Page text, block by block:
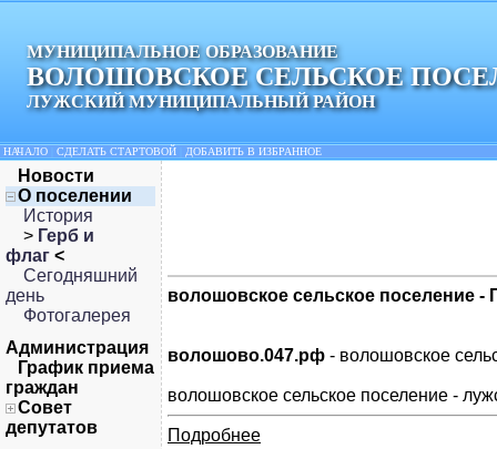
МУНИЦИПАЛЬНОЕ ОБРАЗОВАНИЕ
ВОЛОШОВСКОЕ СЕЛЬСКОЕ
ЛУЖСКИЙ МУНИЦИПАЛЬНЫЙ РАЙОН
НАЧАЛО СДЕЛАТЬ СТАРТОВОЙ ДОБАВИТЬ В ИЗБРАННОЕ
Новости
О поселении
История
> Герб и
флаг <
Сегодняшний
день
Фотогалерея
Администрация
График приема
граждан
Совет
депутатов
волошовское сельское поселение -
волошово.047.рф - волошовское
волошовское сельское поселение -
Подробнее